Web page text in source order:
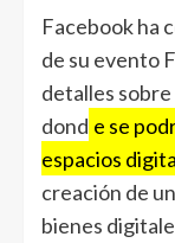
Facebook ha
de su evento
detalles
dond e se
espacios
creación de
bienes